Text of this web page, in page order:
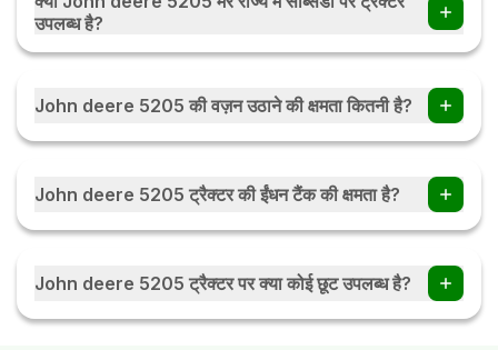
ईएमआई कैलकुलेटर
उपलब्ध है?
हाँ, ट्रैक्टर सब्सिडी भारत के हर राज्य में उपलब्ध है। सब्सिडी की राशि राज्य
सरकार के नियमों के अनुसार राज्य दर राज्य बदल सकती है। ट्रैक्टर सब्सिडी के
बारे में अधिक जानने के लिए आप देख सकते हैं ट्रैक्टर सब्सिडी
John deere 5205 की वज़न उठाने की क्षमता कितनी है?
John deere 5205 की वज़न उठाने की क्षमता 1600 kg हैं।
John deere 5205 ट्रैक्टर की ईंधन टैंक की क्षमता है?
John deere 5205 ट्रैक्टर की ईंधन टैंक की क्षमता 60 Ltr हैं।
John deere 5205 ट्रैक्टर पर क्या कोई छूट उपलब्ध है?
छूट और ऑफ़र डीलरों द्वारा प्रदान किए जाते हैं जो समय-समय पर बदलते रहते